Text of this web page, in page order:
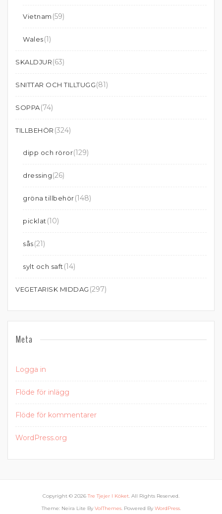
Vietnam (59)
Wales(1)
SKALDJUR(63)
SNITTAR OCH TILLTUGG(81)
SOPPA(74)
TILLBEHÖR (324)
dipp och röror(129)
dressing(26)
gröna tillbehör(148)
picklat (10)
sås(21)
sylt och saft (14)
VEGETARISK MIDDAG (297)
Meta
Logga in
Flöde för inlägg
Flöde för kommentarer
WordPress.org
Copyright © 2026Tre Tjejer I Köket. All Rights Reserved.
Theme: Neira Lite By VolThemes. Powered By WordPress.